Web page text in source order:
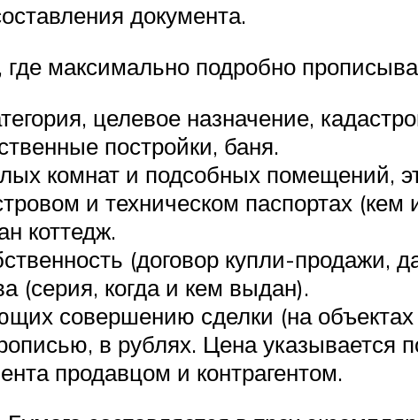
документа.
максимально подробно
целевое назначение,
постройки, баня.
комнат и подсобных помещений,
и техническом паспортах (кем
коттедж.
(договор купли-продажи,
(серия, когда и кем выдан).
совершению сделки (на
в рублях. Цена указывается
продавцом и контрагентом.